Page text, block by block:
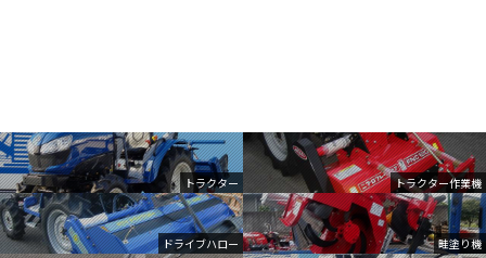
トラクター トラクター作業機
ドライブハロー 畦塗り機